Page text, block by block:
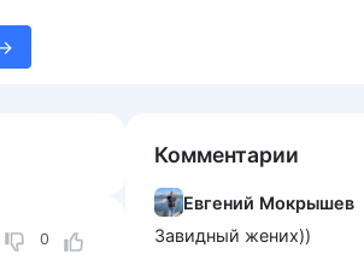
0
Комментарии
Евгений Мокрышев
Завидный жених))